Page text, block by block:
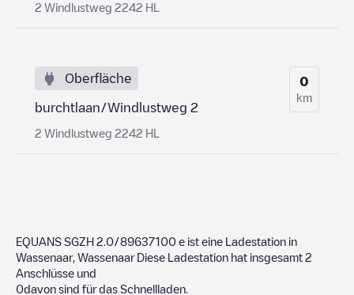
2 Windlustweg 2242 HL
Oberfläche
burchtlaan/Windlustweg 2
2 Windlustweg 2242 HL
0
km
EQUANS SGZH 2.0/89637100 e ist eine Ladestation in
Wassenaar, WassenaarDiese Ladestation hat insgesamt 2
Anschlüsse und
0davon sind für das Schnellladen.